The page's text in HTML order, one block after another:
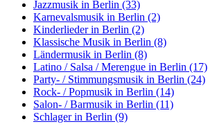
Jazzmusik in Berlin (33)
Karnevalsmusik in Berlin (2)
Kinderlieder in Berlin (2)
Klassische Musik in Berlin (8)
Ländermusik in Berlin (8)
Latino / Salsa / Merengue in Berlin (17)
Party- / Stimmungsmusik in Berlin (24)
Rock- / Popmusik in Berlin (14)
Salon- / Barmusik in Berlin (11)
Schlager in Berlin (9)